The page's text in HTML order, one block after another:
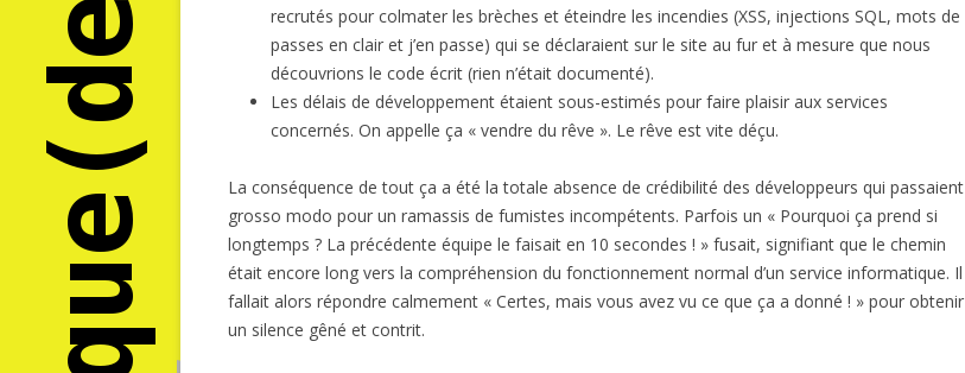
recrutés pour colmater les brèches et éteindre les incendies (XSS, injections SQL, mots de
passes en clair et j’en passe) qui se déclaraient sur le site au fur et à mesure que nous
découvrions le code écrit (rien n’était documenté).
Les délais de développement étaient sous-estimés pour faire plaisir aux services
concernés. On appelle ça « vendre du rêve ». Le rêve est vite déçu.
La conséquence de tout ça a été la totale absence de crédibilité des développeurs qui passaient
grosso modo pour un ramassis de fumistes incompétents. Parfois un « Pourquoi ça prend si
longtemps ? La précédente équipe le faisait en 10 secondes ! » fusait, signifiant que le chemin
était encore long vers la compréhension du fonctionnement normal d’un service informatique. Il
fallait alors répondre calmement « Certes, mais vous avez vu ce que ça a donné ! » pour obtenir
un silence gêné et contrit.